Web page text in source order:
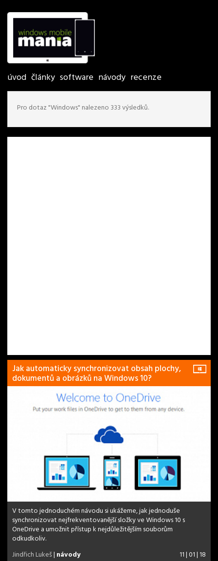
úvod články software návody recenze
Pro dotaz "Windows" nalezeno 333 výsledků.
Jak automaticky synchronizovat obsah plochy,
dokumentů a obrázků na Windows 10?
V tomto jednoduchém návodu si ukážeme, jak jednoduše
synchronizovat nejfrekventovanější složky ve Windows 10 s
OneDrive a umožnit přístup k nejdůležitějším souborům
odkudkoliv.
Jindřich Lukeš| návody 11 | 01 | 18